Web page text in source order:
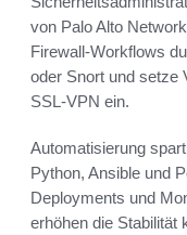
von Palo Alto
Firewall-Workflows
oder Snort und setze
SSL-VPN ein.
Automatisierung
Python, Ansible und
Deployments und
erhöhen die Stabilität